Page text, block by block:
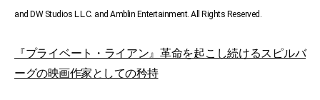
and DW Studios L.L.C. and Amblin Entertainment. All Rights Reserved.
『プライベート・ライアン』革命を起こし続けるスピルバ
ーグの映画作家としての矜持